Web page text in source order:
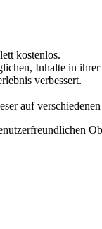
kostenlos.
Inhalte in ihrer
verbessert.
auf verschiedenen